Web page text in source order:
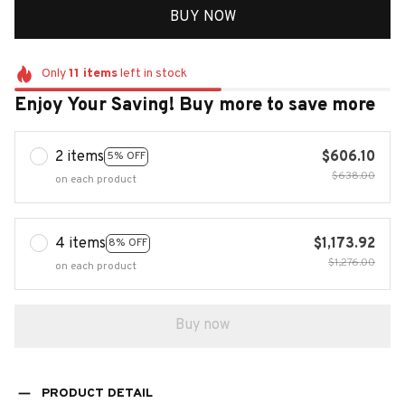
BUY NOW
Only11 itemsleft in stock
Enjoy Your Saving! Buy more to save more
2 items 5% OFF
on each product
$606.10
$638.00
4 items 8% OFF
on each product
$1,173.92
$1,276.00
Buy now
PRODUCT DETAIL